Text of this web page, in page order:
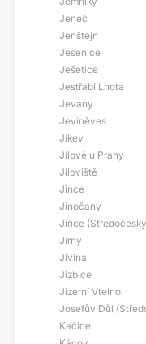
Jeneč
Jenštejn
Jesenice
Ješetice
Jestřabí Lhota
Jevany
Jeviněves
Jíkev
Jílové u Prahy
Jíloviště
Jince
Jinočany
Jiřice
Jirny
Jivina
Jizbice
Jizerní Vtelno
Josefův Důl
Kačice